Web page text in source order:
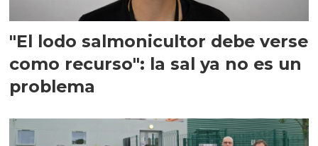
"El lodo salmonicultor debe verse
como recurso": la sal ya no es un
problema